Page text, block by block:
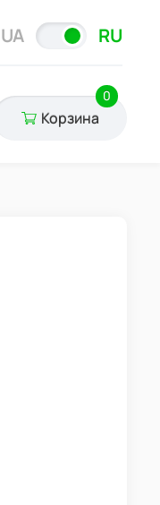
UA RU
Корзина
0